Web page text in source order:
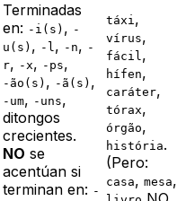
Terminadas
en: -i(s) , -
u(s) , -l, -n, -
r, -x, -ps,
-ão(s) , -ã(s) ,
-um, -uns,
ditongos
crecientes.
NO se
acentúan si
terminan en: -
táxi,
vírus,
fácil,
hífen,
caráter,
tórax,
órgão,
história.
(Pero:
casa, mesa,